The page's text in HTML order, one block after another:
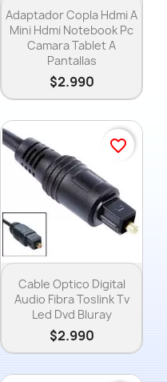
Vista rápida
Adaptador Copla Hdmi A
Mini Hdmi Notebook Pc
Camara Tablet A
Pantallas
$2.990
Vista rápida
Cable Optico Digital
Audio Fibra Toslink Tv
Led Dvd Bluray
$2.990
favorite_border